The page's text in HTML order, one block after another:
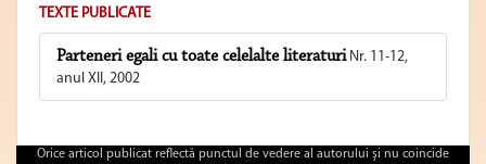
TEXTE PUBLICATE
Parteneri egali cu toate celelalte literaturiNr. 11-12,
anul XII, 2002
Orice articol publicat reflectă punctul de vedere al autorului şi nu coincide